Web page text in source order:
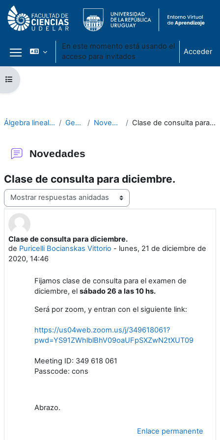
Salta al contenido principal
Panel lateral
En este momento está usando el
acceso para invitados
Acceder
Abrir índice del curso
Álgebra lineal I 2020 General Novedades Clase de consulta para diciembre.
Novedades
Clase de consulta para diciembre.
Mostrar modo
Clase de consulta para diciembre.
de Puricelli Bocianskas Vittorio - lunes, 21 de diciembre de
2020, 14:46
Número de respuestas: 0
Fijamos clase de consulta para el examen de
diciembre, el sábado 26 a las 10 hs.
Será por zoom, y entran con el siguiente link:
https://us04web.zoom.us/j/349618061?
pwd=YS91ZWhlblBhV09oaUFpSXZwN2tXUT09
Meeting ID: 349 618 061
Passcode: cons
Abrazo.
Enlace permanente